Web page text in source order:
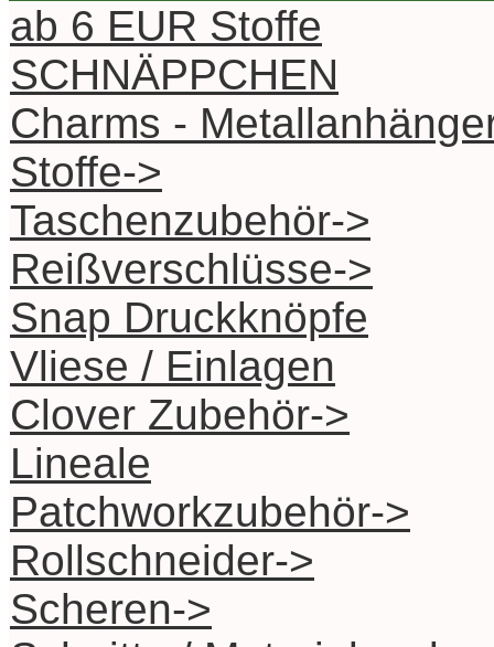
ab 6 EUR Stoffe
SCHNÄPPCHEN
Charms -
Stoffe->
Taschenzubehör->
Reißverschlüsse->
Snap Druckknöpfe
Vliese / Einlagen
Clover Zubehör->
Lineale
Patchworkzubehör->
Rollschneider->
Scheren->